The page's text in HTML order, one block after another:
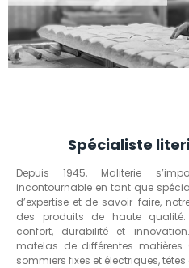
Spécialiste
Depuis 1945, Maliterie
incontournable en tant que
d’expertise et de savoir-faire,
des produits de haute qualité.
confort, durabilité et
matelas de différentes matières
sommiers fixes et électriques,